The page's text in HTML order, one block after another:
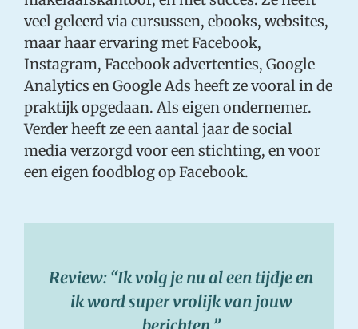
veel geleerd via cursussen, ebooks, websites,
maar haar ervaring met Facebook,
Instagram, Facebook advertenties, Google
Analytics en Google Ads heeft ze vooral in de
praktijk opgedaan. Als eigen ondernemer.
Verder heeft ze een aantal jaar de social
media verzorgd voor een stichting, en voor
een eigen foodblog op Facebook.
Review: “Ik volg je nu al een tijdje en
ik word super vrolijk van jouw